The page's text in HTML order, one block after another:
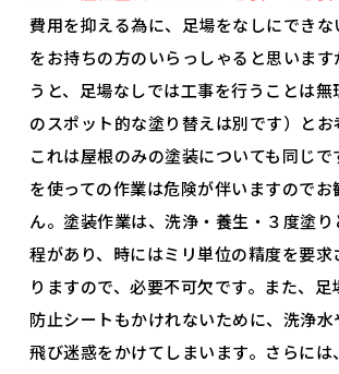
費用を抑える為に、足場をなしにできな
をお持ちの方のいらっしゃると思いま
うと、足場なしでは工事を行うことは無
のスポット的な塗り替えは別です）とお
これは屋根のみの塗装についても同じで
を使っての作業は危険が伴いますのでお
ん。塗装作業は、洗浄・養生・３度塗
程があり、時にはミリ単位の精度を要求
りますので、必要不可欠です。また、足
防止シートもかけれないために、洗浄
飛び迷惑をかけてしまいます。さらには